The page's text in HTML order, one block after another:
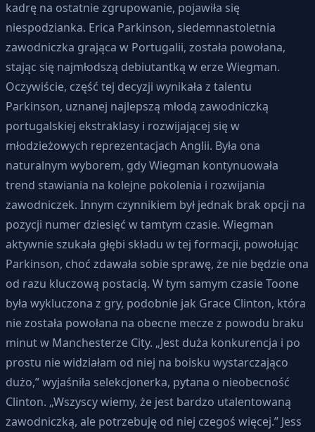
kadrę na ostatnie zgrupowanie, pojawiła się
niespodzianka. Erica Parkinson, siedemnastoletnia
zawodniczka grająca w Portugalii, została powołana,
stając się najmłodszą debiutantką w erze Wiegman.
Oczywiście, część tej decyzji wynikała z talentu
Parkinson, uznanej najlepszą młodą zawodniczką
portugalskiej ekstraklasy i rozwijającej się w
młodzieżowych reprezentacjach Anglii. Była ona
naturalnym wyborem, gdy Wiegman kontynuowała
trend stawiania na kolejne pokolenia i rozwijania
zawodniczek. Innym czynnikiem był jednak brak opcji na
pozycji numer dziesięć w tamtym czasie. Wiegman
aktywnie szukała głębi składu w tej formacji, powołując
Parkinson, choć zdawała sobie sprawę, że nie będzie ona
od razu kluczową postacią. W tym samym czasie Toone
była wykluczona z gry, podobnie jak Grace Clinton, która
nie została powołana na obecne mecze z powodu braku
minut w Manchesterze City. „Jest duża konkurencja i po
prostu nie widziałam od niej na boisku wystarczająco
dużo,” wyjaśniła selekcjonerka, pytana o nieobecność
Clinton. „Wszyscy wiemy, że jest bardzo utalentowaną
zawodniczką, ale potrzebuję od niej czegoś więcej.” Jess